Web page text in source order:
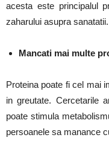
acesta este principalul
zaharului asupra sanatatii.
Mancati mai multe
Proteina poate fi cel mai
in greutate. Cercetarile
poate stimula
persoanele sa manance